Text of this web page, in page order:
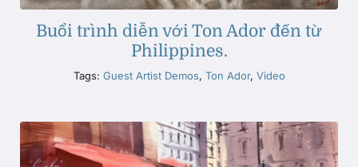
Buổi trình diễn với Ton Ador đến từ
Philippines.
Tags: Guest Artist Demos, Ton Ador, Video